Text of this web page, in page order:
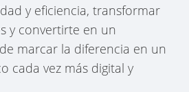
y eficiencia, transformar
y convertirte en un
marcar la diferencia en un
cada vez más digital y